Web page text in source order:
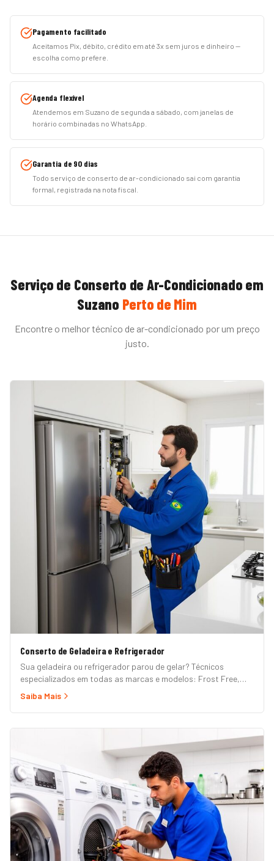
Pagamento facilitado
Aceitamos Pix, débito, crédito em até 3x sem juros e dinheiro —
escolha como prefere.
Agenda flexível
Atendemos em Suzano de segunda a sábado, com janelas de
horário combinadas no WhatsApp.
Garantia de 90 dias
Todo serviço de conserto de ar-condicionado sai com garantia
formal, registrada na nota fiscal.
Serviço de Conserto de Ar-Condicionado em
Suzano Perto de Mim
Encontre o melhor técnico de ar-condicionado por um preço
justo.
Conserto de Geladeira e Refrigerador
Sua geladeira ou refrigerador parou de gelar? Técnicos
especializados em todas as marcas e modelos: Frost Free,
Duplex, Side by Side, French Door, Inverter e convencional.
Saiba Mais